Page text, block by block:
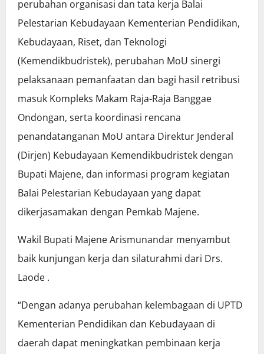
perubahan organisasi dan tata kerja Balai
Pelestarian Kebudayaan Kementerian Pendidikan,
Kebudayaan, Riset, dan Teknologi
(Kemendikbudristek), perubahan MoU sinergi
pelaksanaan pemanfaatan dan bagi hasil retribusi
masuk Kompleks Makam Raja-Raja Banggae
Ondongan, serta koordinasi rencana
penandatanganan MoU antara Direktur Jenderal
(Dirjen) Kebudayaan Kemendikbudristek dengan
Bupati Majene, dan informasi program kegiatan
Balai Pelestarian Kebudayaan yang dapat
dikerjasamakan dengan Pemkab Majene.
Wakil Bupati Majene Arismunandar menyambut
baik kunjungan kerja dan silaturahmi dari Drs.
Laode .
“Dengan adanya perubahan kelembagaan di UPTD
Kementerian Pendidikan dan Kebudayaan di
daerah dapat meningkatkan pembinaan kerja